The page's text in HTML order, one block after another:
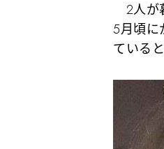
2人が
5月頃に
ている